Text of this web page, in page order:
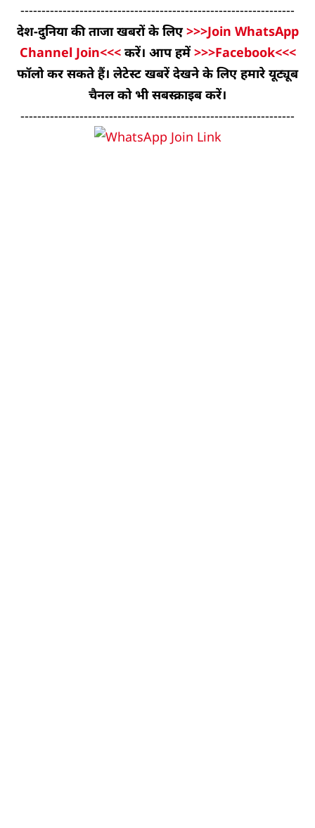
-----------------------------------------------------------------
देश-दुनिया की ताजा खबरों के लिए>>>Join WhatsApp
Channel Join<<< करें। आप हमें>>>Facebook<<<
फॉलो कर सकते हैं। लेटेस्ट खबरें देखने के लिए हमारे यूट्यूब
चैनल को भी सबस्क्राइब करें।
-----------------------------------------------------------------